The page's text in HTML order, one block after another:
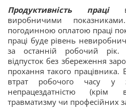
Продуктивність праці
виробничими
погодинною оплатою праці
праці буде рівень
за останній робочий рік.
відпусток без збереження
прохання такого працівника.
втрат робочого часу у
непрацездатністю (крім
травматизму чи професійних